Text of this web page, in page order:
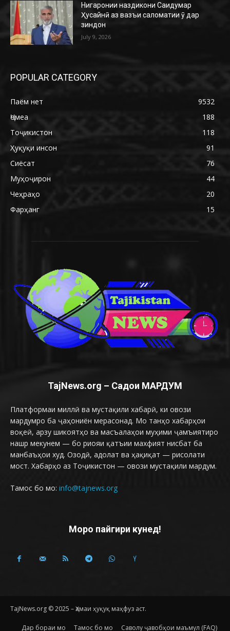
Нигаронии наздикони Саидумар
Ҳусайнӣ аз вазъи саломатии ӯ дар
зиндон
July 9, 2026
POPULAR CATEGORY
Паём нет
9532
Ҷомеа
188
Тоҷикистон
118
Ҳуқуқи инсон
91
Сиёсат
76
Муҳоҷирон
44
Чеҳраҳо
20
Фарҳанг
15
TajNews.org – Садои МАРДУМ
Платформаи миллӣ ва мустақили хабарӣ, ки овози
мардумро ба ҷаҳониён мерасонад. Мо танҳо хабарҳои
воқеӣ, арзу шикоятҳо ва масъалаҳои муҳими ҷамъиятиро
нашр мекунем — бо риояи қатъии махфият нисбат ба
манбаъҳои худ. Озодӣ, адолат ва ҳақиқат — рисолати
мост. Хабарҳо аз Тоҷикистон — овози мустақили мардум.
Тамос бо мо: info@tajnews.org
Моро пайгири кунед!
TajNews.org © 2025 – Ҳамаи ҳуқуқ маҳфуз аст.
Дар бораи мо Тамос бо мо Саволу ҷавобҳои маъмул (FAQ)